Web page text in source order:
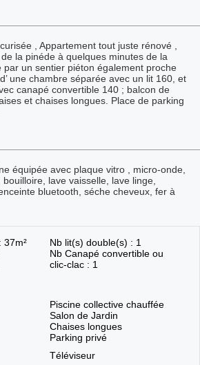
, Appartement tout juste rénové ,
la pinéde à quelques minutes de la
par un sentier piéton également proche
une chambre séparée avec un lit 160, et
canapé convertible 140 ; balcon de
et chaises longues. Place de parking
équipée avec plaque vitro , micro-onde,
lave vaisselle, lave linge,
bluetooth, séche cheveux, fer à
37m²
Nb lit(s) double(s) : 1
Nb Canapé convertible ou
clic-clac : 1
Piscine collective chauffée
Salon de Jardin
Chaises longues
Parking privé
Téléviseur